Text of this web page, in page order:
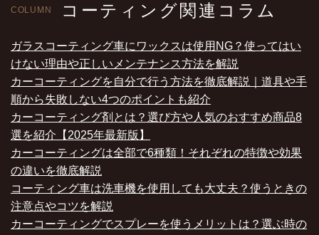
COLUMN コーティング関連コラム
ガラスコーティング車にワックスは使用NG？使ってはい
けない理由や正しいメンテナンス方法を解説
カーコーティングを自分で行う方法を徹底解説｜道具や手
順から失敗しない4つのポイントも紹介
カーコーティング剤とは？選び方や人気のおすすめ商品8
選を紹介【2025年最新版】
カーコーティングは全部で6種類！それぞれの特徴や効果
の違いを徹底解説
コーティング車は洗車機を使用しても大丈夫？使うときの
注意点やコツを解説
カーコーティングでスプレーを使うメリットは？選ぶ時の